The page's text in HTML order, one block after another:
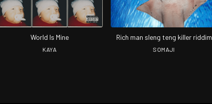
World Is Mine
KAYA
Rich man sleng teng killer riddim
SOMAJI